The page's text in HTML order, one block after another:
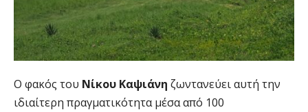
Ο φακός του Νίκου Καψιάνη ζωντανεύει αυτή την
ιδιαίτερη πραγματικότητα μέσα από 100